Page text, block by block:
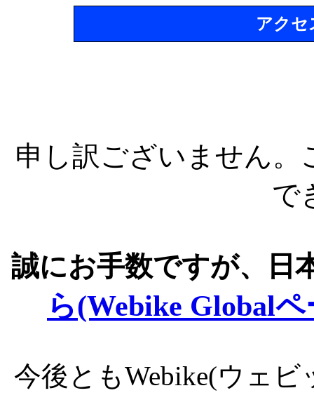
アクセ
申し訳ございません
で
誠にお手数ですが、日
ら(Webike Global
今後ともWebike(ウェ